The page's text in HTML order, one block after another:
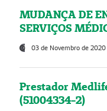
MUDANÇA DE
SERVIÇOS
03 de Novembro de 2020
Prestador
(51004334-2)